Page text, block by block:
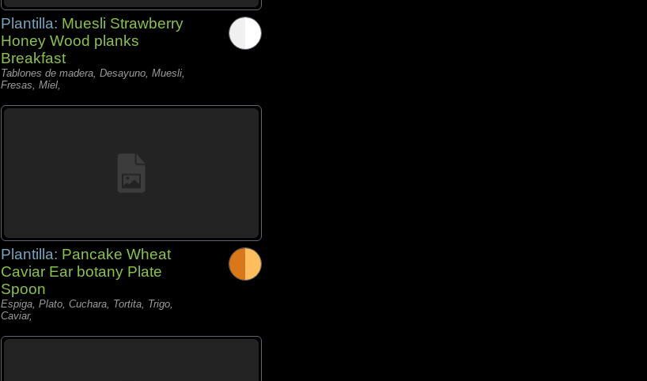
Plantilla: Muesli Strawberry
Honey Wood planks
Breakfast
Tablones de madera, Desayuno, Muesli,
Fresas, Miel,
Plantilla: Pancake Wheat
Caviar Ear botany Plate
Spoon
Espiga, Plato, Cuchara, Tortita, Trigo,
Caviar,